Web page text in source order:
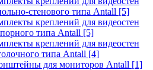
стенового типа Antall [5]
креплений для видеостен
типа Antall [5]
креплений для видеостен
типа Antall [4]
для мониторов Antall [1]